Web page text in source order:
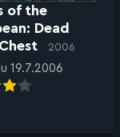
of the
Dead
2006
19.7.2006